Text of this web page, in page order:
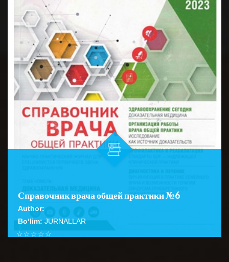
Справочник врача общей практики №6
Author:
Bo‘lim: JURNALLAR
☆
☆
☆
☆
☆